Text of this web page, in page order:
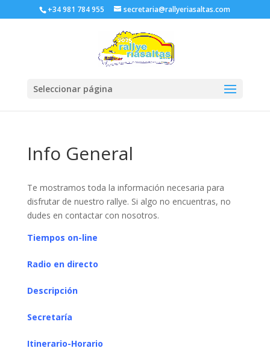
+34 981 784 955 secretaria@rallyeriasaltas.com
Seleccionar página
Info General
Te mostramos toda la información necesaria para
disfrutar de nuestro rallye. Si algo no encuentras, no
dudes en contactar con nosotros.
Tiempos on-line
Radio en directo
Descripción
Secretaría
Itinerario-Horario